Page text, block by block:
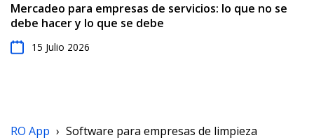
Mercadeo para empresas de servicios: lo que no se
debe hacer y lo que se debe
15 Julio 2026
RO App › Software para empresas de limpieza